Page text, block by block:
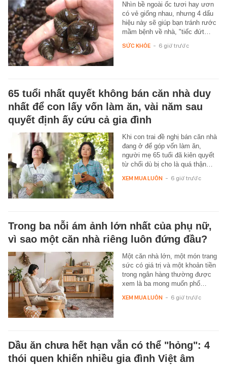
Nhìn bề ngoài ốc tươi hay ươn
có vẻ giống nhau, nhưng 4 dấu
hiệu này sẽ giúp bạn tránh rước
mầm bệnh về nhà, "tiếc đứt…
SỨC KHỎE - 6 giờ trước
65 tuổi nhất quyết không bán căn nhà duy
nhất để con lấy vốn làm ăn, vài năm sau
quyết định ấy cứu cả gia đình
Khi con trai đề nghị bán căn nhà
đang ở để góp vốn làm ăn,
người mẹ 65 tuổi đã kiên quyết
từ chối dù bị cho là quá thận…
XEM MUA LUÔN - 6 giờ trước
Trong ba nỗi ám ảnh lớn nhất của phụ nữ,
vì sao một căn nhà riêng luôn đứng đầu?
Một căn nhà lớn, một món trang
sức có giá trị và một khoản tiền
trong ngân hàng thường được
xem là ba mong muốn phổ…
XEM MUA LUÔN - 6 giờ trước
Dầu ăn chưa hết hạn vẫn có thể "hỏng": 4
thói quen khiến nhiều gia đình Việt âm